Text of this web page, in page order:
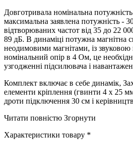
Довготривала номінальна
максимальна заявлена ​​потужність -
відтворюваних частот від 35 до 22
89 дБ. В динаміці потужна магнітна
неодимовими магнітами, із
номінальний опір в 4 Ом, це
узгодженні підсилювача і
Комплект включає в себе динамік,
елементи кріплення (гвинти 4 x 25
дроти підключення 30 см і
Читати повністю Згорнути
Характеристики товару *